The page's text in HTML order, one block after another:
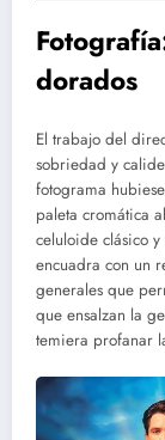
dorados
El trabajo del
sobriedad y
fotograma
paleta cromática
celuloide clásico
encuadra con un
generales que
que ensalzan la
temiera profanar